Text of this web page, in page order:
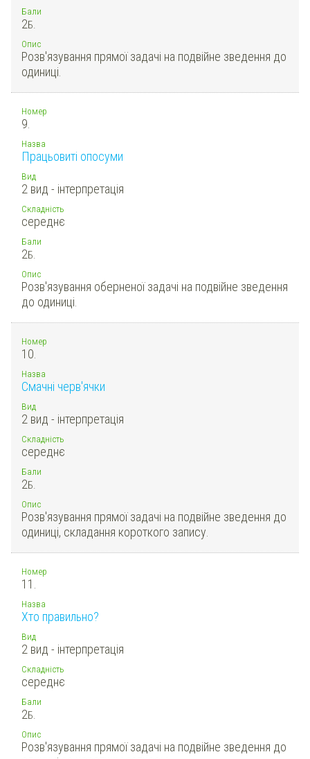
Бали
2Б.
Опис
Розв'язування прямої задачі на подвійне зведення до
одиниці.
Номер
9.
Назва
Працьовиті опосуми
Вид
2 вид - інтерпретація
Складність
середнє
Бали
2Б.
Опис
Розв'язування оберненої задачі на подвійне зведення
до одиниці.
Номер
10.
Назва
Смачні черв'ячки
Вид
2 вид - інтерпретація
Складність
середнє
Бали
2Б.
Опис
Розв'язування прямої задачі на подвійне зведення до
одиниці, складання короткого запису.
Номер
11.
Назва
Хто правильно?
Вид
2 вид - інтерпретація
Складність
середнє
Бали
2Б.
Опис
Розв'язування прямої задачі на подвійне зведення до